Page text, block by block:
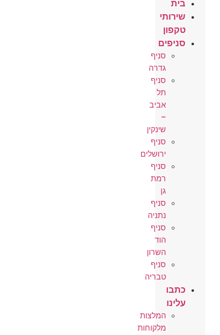
בית
שירותי
טקפון
סניפים
סניף
גדרה
סניף
תל
אביב
–
שינקין
סניף
ירושלים
סניף
רמת
גן
סניף
נתניה
סניף
הוד
השרון
סניף
טבריה
כתבו
עלינו
המלצות
מלקוחות